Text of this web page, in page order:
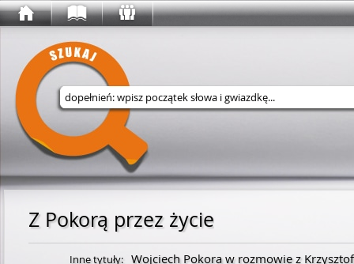
Wyszukaj w serwisie
Z Pokorą przez życie
Inne tytuły: Wojciech Pokora w rozmowie z